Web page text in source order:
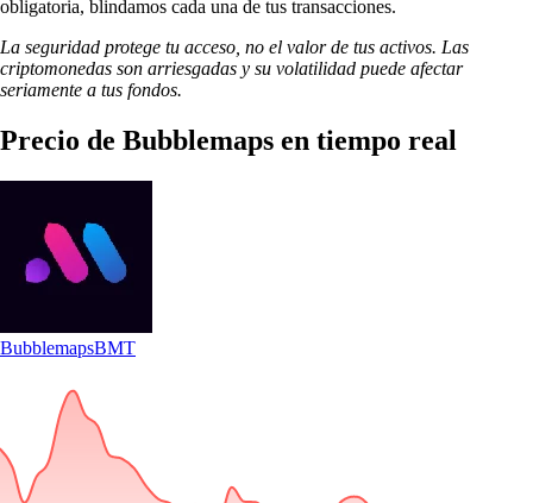
obligatoria, blindamos cada una de tus transacciones.
La seguridad protege tu acceso, no el valor de tus activos. Las
criptomonedas son arriesgadas y su volatilidad puede afectar
seriamente a tus fondos.
Precio de Bubblemaps en tiempo real
BubblemapsBMT